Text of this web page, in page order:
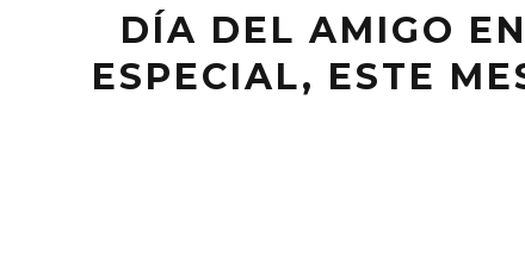
DÍA DEL AMIGO
ESPECIAL, ESTE